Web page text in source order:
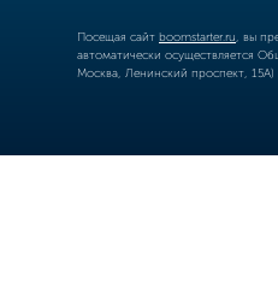
Посещая сайт boomstarter.ru , вы
автоматически осуществляется
Москва, Ленинский проспект, 15А)